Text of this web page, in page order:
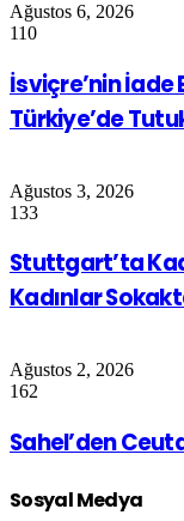
Ağustos 6, 2026
110
İsviçre’nin İade
Türkiye’de
Ağustos 3, 2026
133
Stuttgart’ta
Kadınlar
Ağustos 2, 2026
162
Sahel’den
Sosyal Medya